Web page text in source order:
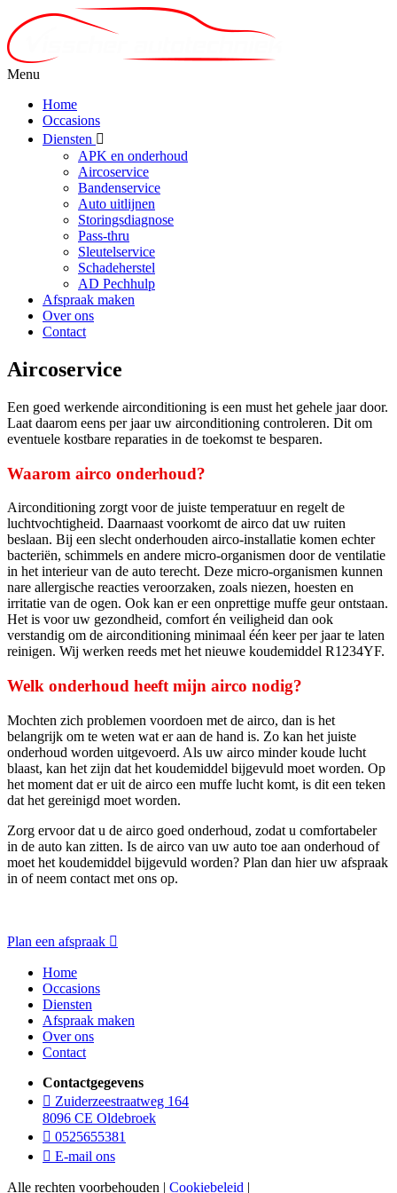
Menu
Home
Occasions
Diensten
APK en onderhoud
Aircoservice
Bandenservice
Auto uitlijnen
Storingsdiagnose
Pass-thru
Sleutelservice
Schadeherstel
AD Pechhulp
Afspraak maken
Over ons
Contact
Aircoservice
Een goed werkende airconditioning is een must het gehele jaar door.
Laat daarom eens per jaar uw airconditioning controleren. Dit om
eventuele kostbare reparaties in de toekomst te besparen.
Waarom airco onderhoud?
Airconditioning zorgt voor de juiste temperatuur en regelt de
luchtvochtigheid. Daarnaast voorkomt de airco dat uw ruiten
beslaan. Bij een slecht onderhouden airco-installatie komen echter
bacteriën, schimmels en andere micro-organismen door de ventilatie
in het interieur van de auto terecht. Deze micro-organismen kunnen
nare allergische reacties veroorzaken, zoals niezen, hoesten en
irritatie van de ogen. Ook kan er een onprettige muffe geur ontstaan.
Het is voor uw gezondheid, comfort én veiligheid dan ook
verstandig om de airconditioning minimaal één keer per jaar te laten
reinigen. Wij werken reeds met het nieuwe koudemiddel R1234YF.
Welk onderhoud heeft mijn airco nodig?
Mochten zich problemen voordoen met de airco, dan is het
belangrijk om te weten wat er aan de hand is. Zo kan het juiste
onderhoud worden uitgevoerd. Als uw airco minder koude lucht
blaast, kan het zijn dat het koudemiddel bijgevuld moet worden. Op
het moment dat er uit de airco een muffe lucht komt, is dit een teken
dat het gereinigd moet worden.
Zorg ervoor dat u de airco goed onderhoud, zodat u comfortabeler
in de auto kan zitten. Is de airco van uw auto toe aan onderhoud of
moet het koudemiddel bijgevuld worden? Plan dan hier uw afspraak
in of neem contact met ons op.
Plan een afspraak
Home
Occasions
Diensten
Afspraak maken
Over ons
Contact
Contactgegevens
Zuiderzeestraatweg 164
8096 CE Oldebroek
0525655381
E-mail ons
Alle rechten voorbehouden | Cookiebeleid |